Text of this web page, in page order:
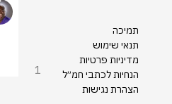
תמיכה
תנאי שימוש
מדיניות פרטיות
הנחיות לכתבי חמ״ל
הצהרת נגישות
1